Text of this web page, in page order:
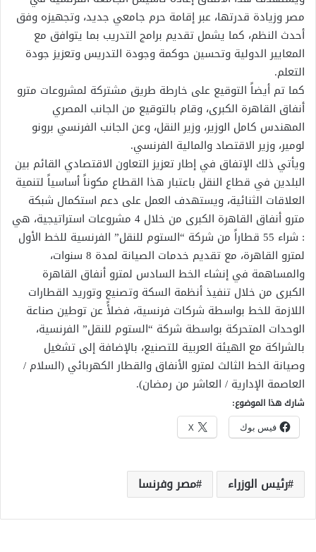
مصر وزيادة قدرتها، عبر إقامة حرم جامعي جديد، وتجهيزه وفق
أحدث النظم، كما يشمل تقديم برامج التدريب بما يتوافق مع
المعايير الدولية وتحسين حوكمة وجودة التدريس وتعزيز جودة
التعلم.
كما تم أيضاً التوقيع على خارطة طريق مشتركة لمشروعات مترو
أنفاق القاهرة الكبرى، وقام بالتوقيع من الجانب المصري
المهندس كامل الوزير، وزير النقل، وعن الجانب الفرنسي برونو
لومير، وزير الاقتصاد والمالية الفرنسي.
ويأتي ذلك الإتفاق في إطار تعزيز التعاون الاقتصادي القائم بين
البلدين في قطاع النقل باعتبار هذا القطاع مكوناً أساسياً لتنمية
العلاقات الثنائية، ويستهدف العمل على دعم استكمال شبكة
مترو أنفاق القاهرة الكبرى من خلال 4 مشروعات استراتيجية، هي
: شراء 55 قطاراً من شركة “الستوم للنقل” الفرنسية للخط الأول
لمترو القاهرة، مع تقديم خدمات الصيانة لمدة 8 سنوات،
والمساهمة في إنشاء الخط السادس لمترو أنفاق القاهرة
الكبرى من خلال تنفيذ أنظمة السكة وتصنيع وتوريد القطارات
اللازمة للخط بواسطة شركات فرنسية، فضلأً عن توطين صناعة
الوحدات المتحركة بواسطة شركة “الستوم للنقل” الفرنسية،
بالشراكة مع الهيئة العربية للتصنيع، بالإضافة إلى تشغيل
وصيانة الخط الثالث لمترو الأنفاق والقطار الكهربائي (السلام /
العاصمة الإدارية / العاشر من رمضان).
شارك هذا الموضوع:
فيس بوك X
رئيس الوزراء مصر وفرنسا